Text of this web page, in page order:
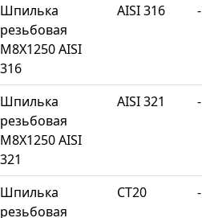
Шпилька
резьбовая
М8Х1250 AISI
316
AISI 316 -
Шпилька
резьбовая
М8Х1250 AISI
321
AISI 321 -
Шпилька
резьбовая
СТ20 -